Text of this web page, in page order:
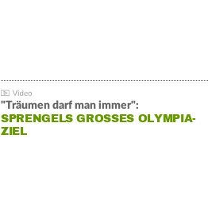
"Träumen darf man immer":
SPRENGELS GROSSES OLYMPIA-Z
IEL